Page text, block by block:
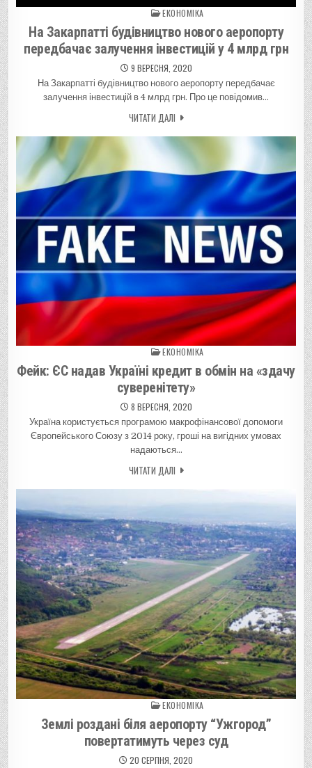
ЕКОНОМІКА
На Закарпатті будівництво нового аеропорту
передбачає залучення інвестицій у 4 млрд грн
9 ВЕРЕСНЯ, 2020
На Закарпатті будівництво нового аеропорту передбачає
залучення інвестицій в 4 млрд грн. Про це повідомив…
ЧИТАТИ ДАЛІ
ЕКОНОМІКА
Фейк: ЄС надав Україні кредит в обмін на «здачу
суверенітету»
8 ВЕРЕСНЯ, 2020
Україна користується програмою макрофінансової допомоги
Європейського Союзу з 2014 року, гроші на вигідних умовах
надаються…
ЧИТАТИ ДАЛІ
ЕКОНОМІКА
Землі роздані біля аеропорту “Ужгород”
повертатимуть через суд
20 СЕРПНЯ, 2020